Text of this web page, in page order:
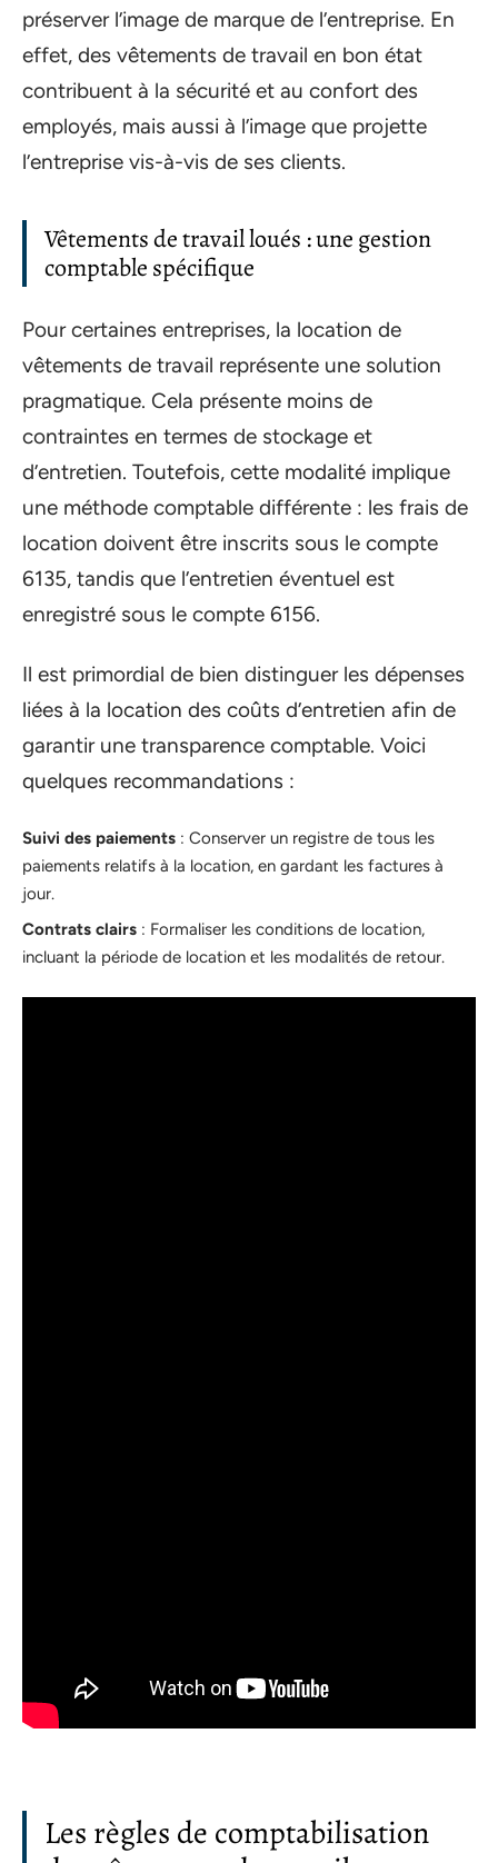
préserver l’image de marque de l’entreprise. En
effet, des vêtements de travail en bon état
contribuent à la sécurité et au confort des
employés, mais aussi à l’image que projette
l’entreprise vis-à-vis de ses clients.
Vêtements de travail loués : une gestion
comptable spécifique
Pour certaines entreprises, la location de
vêtements de travail représente une solution
pragmatique. Cela présente moins de
contraintes en termes de stockage et
d’entretien. Toutefois, cette modalité implique
une méthode comptable différente : les frais de
location doivent être inscrits sous le compte
6135, tandis que l’entretien éventuel est
enregistré sous le compte 6156.
Il est primordial de bien distinguer les dépenses
liées à la location des coûts d’entretien afin de
garantir une transparence comptable. Voici
quelques recommandations :
Suivi des paiements : Conserver un registre de tous les
paiements relatifs à la location, en gardant les factures à
jour.
Contrats clairs : Formaliser les conditions de location,
incluant la période de location et les modalités de retour.
Les règles de comptabilisation